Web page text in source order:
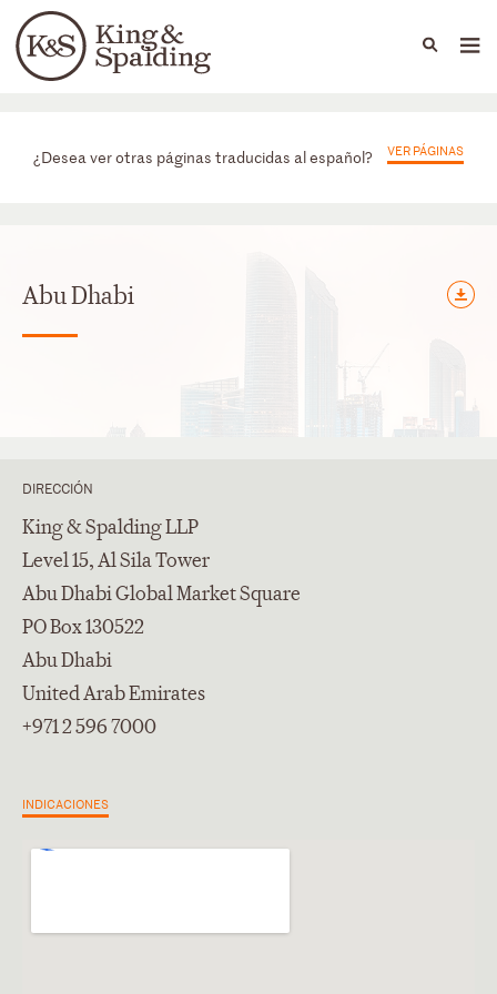
Languages
People Capabilities
Oficinas
¿Desea ver otras páginas traducidas al español? VER PÁGINAS
Abu Dhabi
DIRECCIÓN
King & Spalding LLP
Level 15, Al Sila Tower
Abu Dhabi Global Market Square
PO Box 130522
Abu Dhabi
United Arab Emirates
+971 2 596 7000
INDICACIONES